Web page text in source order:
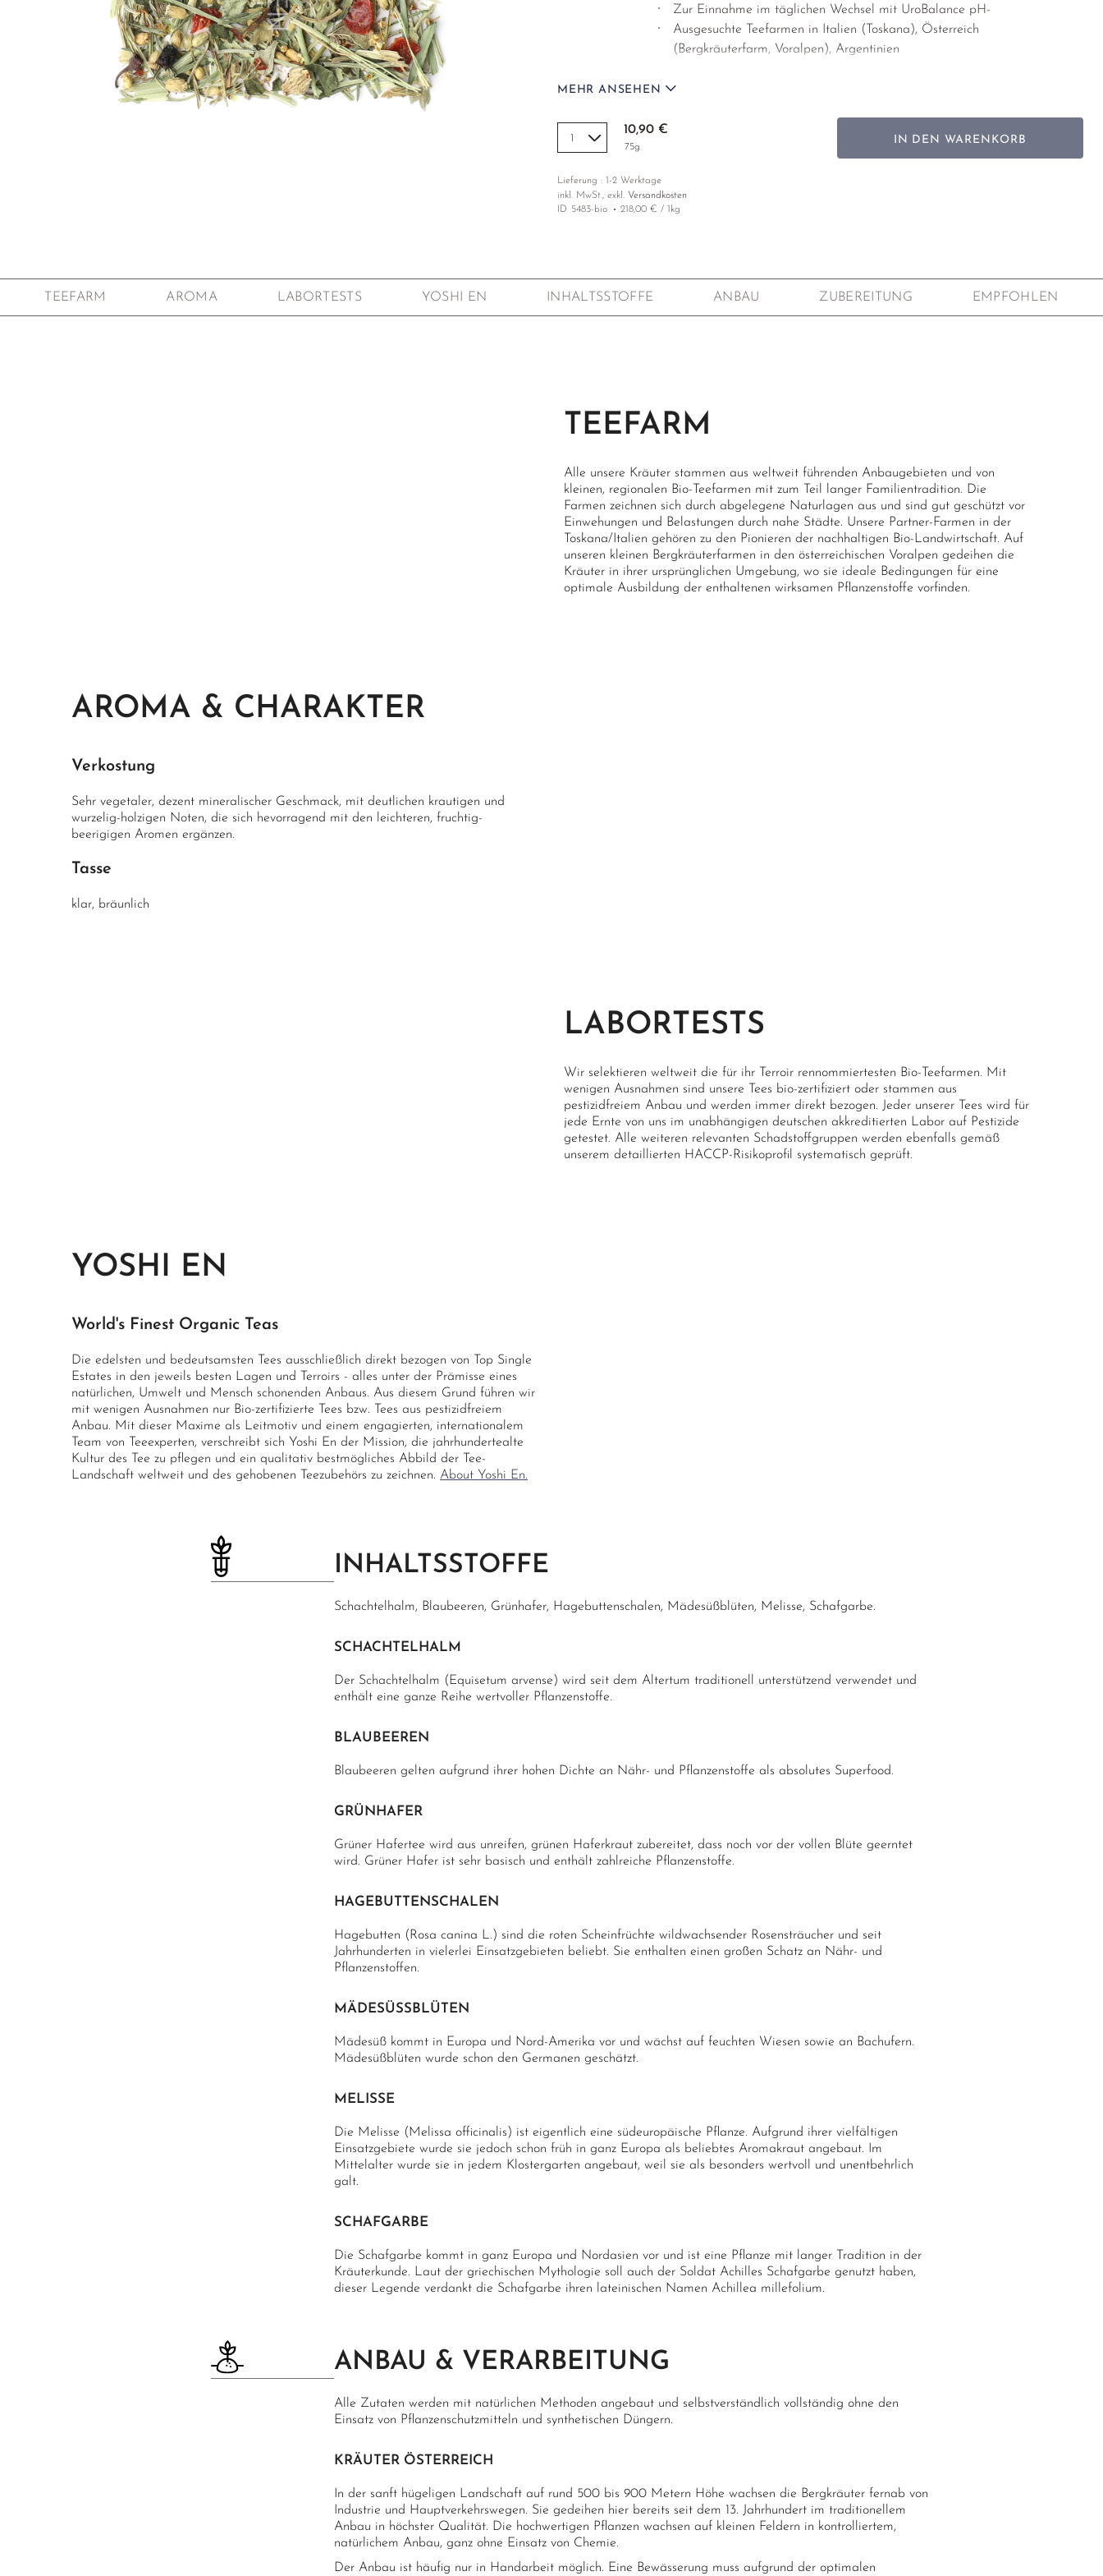
Zum Anfang der Bildgalerie springen
Zur Einnahme im täglichen Wechsel mit UroBalance pH-
Ausgesuchte Teefarmen in Italien (Toskana), Österreich
(Bergkräuterfarm, Voralpen), Argentinien
cremig und leicht fruchtig-beerig
Zutaten
Schachtelhalm (25%), Heidelbeeren (20%), Grüner Hafer (15%), Mädesüß
(10%), Hagebutte (10%), Zitronenmelisse (10%), Schafgarbe (10%). Alle
Zutaten aus kontrolliert biologischem Anbau.
Anbau EU-Bio-Siegel. Anbau ohne künstliche Dünger und Pflanzenschutzmittel
MEHR ANSEHEN
10,90 €
75g
IN DEN WARENKORB
Lieferung : 1-2 Werktage
inkl. MwSt., exkl. Versandkosten
ID 5483-bio 218,00 € / 1kg
TEEFARM AROMA LABORTESTS YOSHI EN INHALTSSTOFFE ANBAU ZUBEREITUNG EMPFOHLEN
TEEFARM
Alle unsere Kräuter stammen aus weltweit führenden Anbaugebieten und von
kleinen, regionalen Bio-Teefarmen mit zum Teil langer Familientradition. Die
Farmen zeichnen sich durch abgelegene Naturlagen aus und sind gut geschützt vor
Einwehungen und Belastungen durch nahe Städte. Unsere Partner-Farmen in der
Toskana/Italien gehören zu den Pionieren der nachhaltigen Bio-Landwirtschaft. Auf
unseren kleinen Bergkräuterfarmen in den österreichischen Voralpen gedeihen die
Kräuter in ihrer ursprünglichen Umgebung, wo sie ideale Bedingungen für eine
optimale Ausbildung der enthaltenen wirksamen Pflanzenstoffe vorfinden.
AROMA & CHARAKTER
Verkostung
Sehr vegetaler, dezent mineralischer Geschmack, mit deutlichen krautigen und
wurzelig-holzigen Noten, die sich hevorragend mit den leichteren, fruchtig-
beerigigen Aromen ergänzen.
Tasse
klar, bräunlich
LABORTESTS
Wir selektieren weltweit die für ihr Terroir rennommiertesten Bio-Teefarmen. Mit
wenigen Ausnahmen sind unsere Tees bio-zertifiziert oder stammen aus
pestizidfreiem Anbau und werden immer direkt bezogen. Jeder unserer Tees wird für
jede Ernte von uns im unabhängigen deutschen akkreditierten Labor auf Pestizide
getestet. Alle weiteren relevanten Schadstoffgruppen werden ebenfalls gemäß
unserem detaillierten HACCP-Risikoprofil systematisch geprüft.
YOSHI EN
World's Finest Organic Teas
Die edelsten und bedeutsamsten Tees ausschließlich direkt bezogen von Top Single
Estates in den jeweils besten Lagen und Terroirs - alles unter der Prämisse eines
natürlichen, Umwelt und Mensch schonenden Anbaus. Aus diesem Grund führen wir
mit wenigen Ausnahmen nur Bio-zertifizierte Tees bzw. Tees aus pestizidfreiem
Anbau. Mit dieser Maxime als Leitmotiv und einem engagierten, internationalem
Team von Teeexperten, verschreibt sich Yoshi En der Mission, die jahrhundertealte
Kultur des Tee zu pflegen und ein qualitativ bestmögliches Abbild der Tee-
Landschaft weltweit und des gehobenen Teezubehörs zu zeichnen. About Yoshi En.
INHALTSSTOFFE
Schachtelhalm, Blaubeeren, Grünhafer, Hagebuttenschalen, Mädesüßblüten, Melisse, Schafgarbe.
SCHACHTELHALM
Der Schachtelhalm (Equisetum arvense) wird seit dem Altertum traditionell unterstützend verwendet und
enthält eine ganze Reihe wertvoller Pflanzenstoffe.
BLAUBEEREN
Blaubeeren gelten aufgrund ihrer hohen Dichte an Nähr- und Pflanzenstoffe als absolutes Superfood.
GRÜNHAFER
Grüner Hafertee wird aus unreifen, grünen Haferkraut zubereitet, dass noch vor der vollen Blüte geerntet
wird. Grüner Hafer ist sehr basisch und enthält zahlreiche Pflanzenstoffe.
HAGEBUTTENSCHALEN
Hagebutten (Rosa canina L.) sind die roten Scheinfrüchte wildwachsender Rosensträucher und seit
Jahrhunderten in vielerlei Einsatzgebieten beliebt. Sie enthalten einen großen Schatz an Nähr- und
Pflanzenstoffen.
MÄDESÜSSBLÜTEN
Mädesüß kommt in Europa und Nord-Amerika vor und wächst auf feuchten Wiesen sowie an Bachufern.
Mädesüßblüten wurde schon den Germanen geschätzt.
MELISSE
Die Melisse (Melissa officinalis) ist eigentlich eine südeuropäische Pflanze. Aufgrund ihrer vielfältigen
Einsatzgebiete wurde sie jedoch schon früh in ganz Europa als beliebtes Aromakraut angebaut. Im
Mittelalter wurde sie in jedem Klostergarten angebaut, weil sie als besonders wertvoll und unentbehrlich
galt.
SCHAFGARBE
Die Schafgarbe kommt in ganz Europa und Nordasien vor und ist eine Pflanze mit langer Tradition in der
Kräuterkunde. Laut der griechischen Mythologie soll auch der Soldat Achilles Schafgarbe genutzt haben,
dieser Legende verdankt die Schafgarbe ihren lateinischen Namen Achillea millefolium.
ANBAU & VERARBEITUNG
Alle Zutaten werden mit natürlichen Methoden angebaut und selbstverständlich vollständig ohne den
Einsatz von Pflanzenschutzmitteln und synthetischen Düngern.
KRÄUTER ÖSTERREICH
In der sanft hügeligen Landschaft auf rund 500 bis 900 Metern Höhe wachsen die Bergkräuter fernab von
Industrie und Hauptverkehrswegen. Sie gedeihen hier bereits seit dem 13. Jahrhundert im traditionellem
Anbau in höchster Qualität. Die hochwertigen Pflanzen wachsen auf kleinen Feldern in kontrolliertem,
natürlichem Anbau, ganz ohne Einsatz von Chemie.
Der Anbau ist häufig nur in Handarbeit möglich. Eine Bewässerung muss aufgrund der optimalen